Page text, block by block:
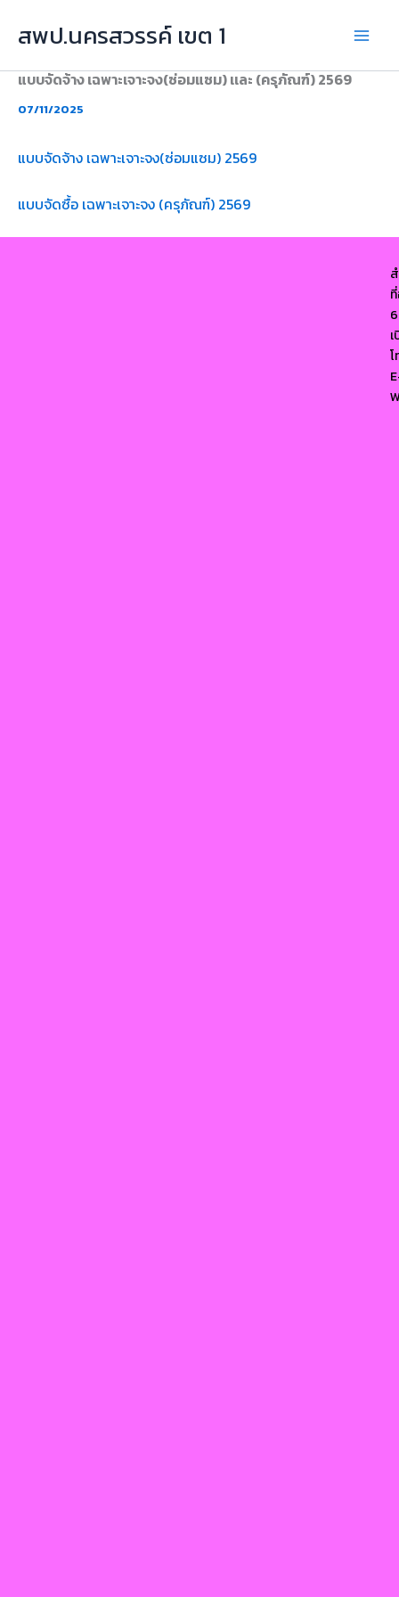
สพป.นครสวรรค์ เขต 1
แบบจัดจ้าง เฉพาะเจาะจง(ซ่อมแซม) เเละ (ครุภัณฑ์) 2569
07/11/2025
แบบจัดจ้าง เฉพาะเจาะจง(ซ่อมแซม) 2569
แบบจัดซื้อ เฉพาะเจาะจง (ครุภัณฑ์) 2569